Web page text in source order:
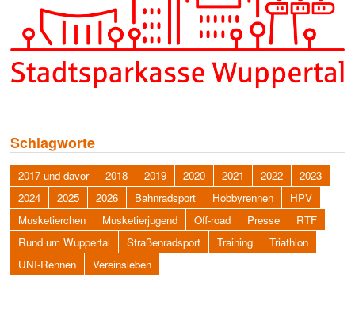
Schlagworte
2017 und davor 2018 2019 2020 2021 2022
2023
2024
2025 2026 Bahnradsport Hobbyrennen
HPV
Musketierchen
Musketierjugend Off-road Presse
RTF
Rund um Wuppertal
Straßenradsport Training
Triathlon
UNI-Rennen
Vereinsleben